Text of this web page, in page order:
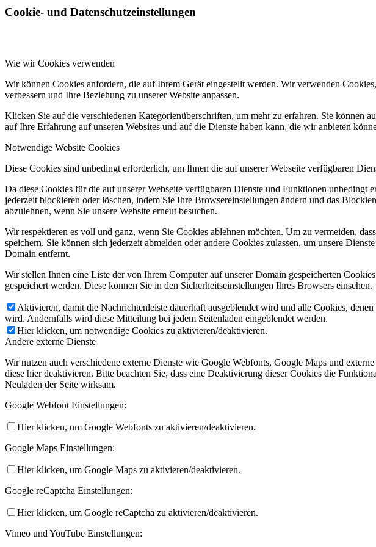
Cookie- und Datenschutzeinstellungen
Wie wir Cookies verwenden
Wir können Cookies anfordern, die auf Ihrem Gerät eingestellt werden. Wir verwenden
verbessern und Ihre Beziehung zu unserer Website anpassen.
Klicken Sie auf die verschiedenen Kategorienüberschriften, um mehr zu erfahren. Sie können
auf Ihre Erfahrung auf unseren Websites und auf die Dienste haben kann, die wir anbieten
Notwendige Website Cookies
Diese Cookies sind unbedingt erforderlich, um Ihnen die auf unserer Webseite verfügbaren
Da diese Cookies für die auf unserer Webseite verfügbaren Dienste und Funktionen
jederzeit blockieren oder löschen, indem Sie Ihre Browsereinstellungen ändern und das
abzulehnen, wenn Sie unsere Website erneut besuchen.
Wir respektieren es voll und ganz, wenn Sie Cookies ablehnen möchten. Um zu vermeiden,
speichern. Sie können sich jederzeit abmelden oder andere Cookies zulassen, um unsere
Domain entfernt.
Wir stellen Ihnen eine Liste der von Ihrem Computer auf unserer Domain gespeicherten
gespeichert werden. Diese können Sie in den Sicherheitseinstellungen Ihres Browsers einsehen.
Aktivieren, damit die Nachrichtenleiste dauerhaft ausgeblendet wird und alle Cookies,
wird. Andernfalls wird diese Mitteilung bei jedem Seitenladen eingeblendet werden.
Hier klicken, um notwendige Cookies zu aktivieren/deaktivieren.
Andere externe Dienste
Wir nutzen auch verschiedene externe Dienste wie Google Webfonts, Google Maps und
diese hier deaktivieren. Bitte beachten Sie, dass eine Deaktivierung dieser Cookies die
Neuladen der Seite wirksam.
Google Webfont Einstellungen:
Hier klicken, um Google Webfonts zu aktivieren/deaktivieren.
Google Maps Einstellungen:
Hier klicken, um Google Maps zu aktivieren/deaktivieren.
Google reCaptcha Einstellungen:
Hier klicken, um Google reCaptcha zu aktivieren/deaktivieren.
Vimeo und YouTube Einstellungen: